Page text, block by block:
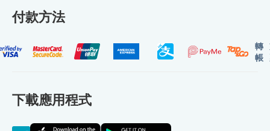
付款方法
轉
帳
下載應用程式